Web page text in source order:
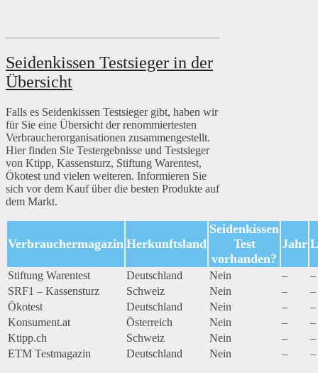
Seidenkissen Testsieger in der
Übersicht
Falls es Seidenkissen Testsieger gibt, haben wir
für Sie eine Übersicht der renommiertesten
Verbraucherorganisationen zusammengestellt.
Hier finden Sie Testergebnisse und Testsieger
von Ktipp, Kassensturz, Stiftung Warentest,
Ökotest und vielen weiteren. Informieren Sie
sich vor dem Kauf über die besten Produkte auf
dem Markt.
Verbrauchermagazin Herkunftsland
Seidenkissen
Test
vorhanden?
Jahr
Stiftung Warentest Deutschland Nein –
–
SRF1 – Kassensturz
Schweiz Nein –
–
Ökotest
Deutschland Nein –
–
Konsument.at
Österreich Nein –
–
Ktipp.ch
Schweiz Nein –
–
ETM Testmagazin
Deutschland Nein – –